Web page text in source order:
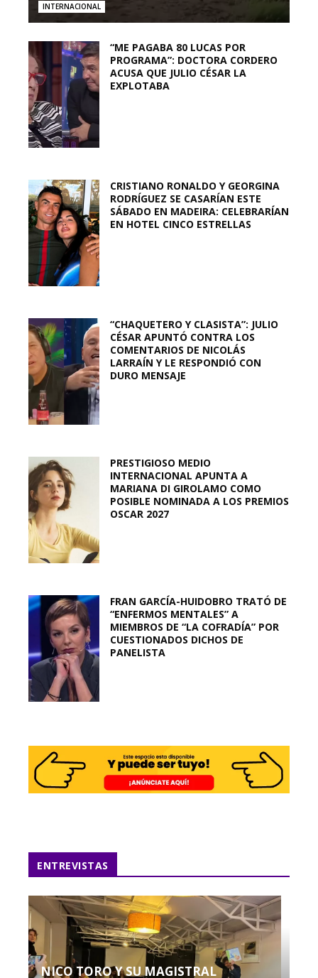
INTERNACIONAL
“ME PAGABA 80 LUCAS POR
PROGRAMA”: DOCTORA CORDERO
ACUSA QUE JULIO CÉSAR LA
EXPLOTABA
CRISTIANO RONALDO Y GEORGINA
RODRÍGUEZ SE CASARÍAN ESTE
SÁBADO EN MADEIRA: CELEBRARÍAN
EN HOTEL CINCO ESTRELLAS
“CHAQUETERO Y CLASISTA”: JULIO
CÉSAR APUNTÓ CONTRA LOS
COMENTARIOS DE NICOLÁS
LARRAÍN Y LE RESPONDIÓ CON
DURO MENSAJE
PRESTIGIOSO MEDIO
INTERNACIONAL APUNTA A
MARIANA DI GIROLAMO COMO
POSIBLE NOMINADA A LOS PREMIOS
OSCAR 2027
FRAN GARCÍA-HUIDOBRO TRATÓ DE
“ENFERMOS MENTALES” A
MIEMBROS DE “LA COFRADÍA” POR
CUESTIONADOS DICHOS DE
PANELISTA
ENTREVISTAS
NICO TORO Y SU MAGISTRAL